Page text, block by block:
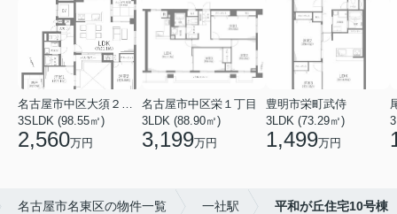
3SLDK (98.55㎡)
2,560万円
名古屋市中区栄１丁目
3LDK (88.90㎡)
3,199万円
豊明市栄町武侍
3LDK (73.29㎡)
1,499万円
名古屋市名東区の物件一覧 一社駅 平和が丘住宅10号棟